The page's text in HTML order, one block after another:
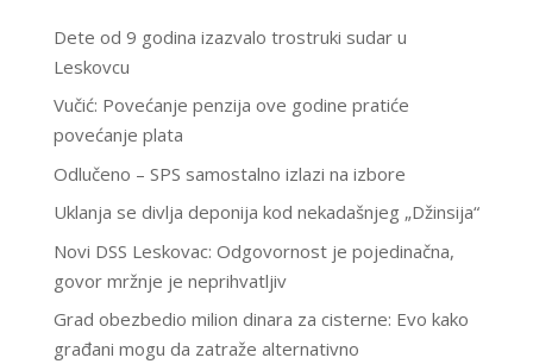
Dete od 9 godina izazvalo trostruki sudar u
Leskovcu
Vučić: Povećanje penzija ove godine pratiće
povećanje plata
Odlučeno – SPS samostalno izlazi na izbore
Uklanja se divlja deponija kod nekadašnjeg „Džinsija“
Novi DSS Leskovac: Odgovornost je pojedinačna,
govor mržnje je neprihvatljiv
Grad obezbedio milion dinara za cisterne: Evo kako
građani mogu da zatraže alternativno